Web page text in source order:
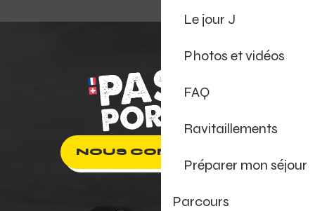
Le jour J
Photos et vidéos
FAQ
Ravitaillements
Préparer mon séjour
Parcours
NOUS CONTACTER